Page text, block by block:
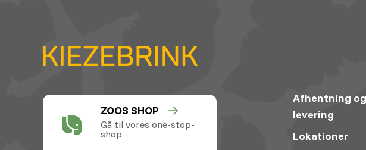
ZOOS SHOP
Gå til vores one-stop-
shop
Afhentning og
levering
Lokationer